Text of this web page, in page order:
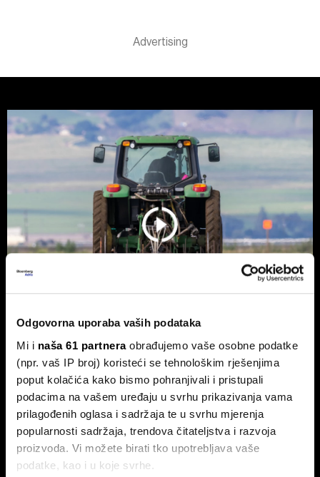
Odgovorna uporaba vaših podataka
Mi i naša 61 partneraobrađujemo vaše osobne podatke
(npr. vaš IP broj) koristeći se tehnološkim rješenjima
poput kolačića kako bismo pohranjivali i pristupali
podacima na vašem uređaju u svrhu prikazivanja vama
prilagođenih oglasa i sadržaja te u svrhu mjerenja
popularnosti sadržaja, trendova čitateljstva i razvoja
proizvoda. Vi možete birati tko upotrebljava vaše
podatke, kao i u koje svrhe.
Hrvatska je utrostručila eko
površine, ali sada je naišla na novi
problem
Nakon desetljeća snažnog rasta, daljnji razvoj sve više ovisi
o tržištu, a sve manje o novim hektarima.